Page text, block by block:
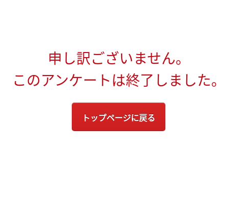
申し訳ございません。
このアンケートは終了しました。
トップページに戻る